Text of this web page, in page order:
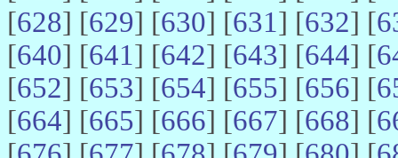
[628] [629] [630] [631] [632] [
[640] [641] [642] [643] [644] [
[652] [653] [654] [655] [656] [
[664] [665] [666] [667] [668] [